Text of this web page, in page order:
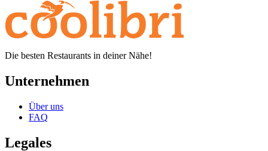
Die besten Restaurants in deiner Nähe!
Unternehmen
Über uns
FAQ
Legales